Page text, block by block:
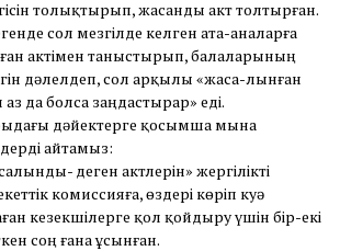
толықтырып, жасанды акт толтырған.
сол мезгілде келген ата-аналарға
актімен таныстырып, балаларының
дәлелдеп, сол арқылы «жаса-лынған
аз да болса заңдастырар» еді.
дәйектерге қосымша мына
айтамыз:
деген актлерін» жергілікті
комиссияға, өздері көріп куә
кезекшілерге қол қойдыру үшін бір-екі
соң ғана ұсынған.